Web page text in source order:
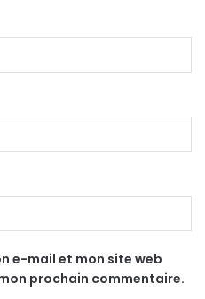
e-mail et mon site web
prochain commentaire.